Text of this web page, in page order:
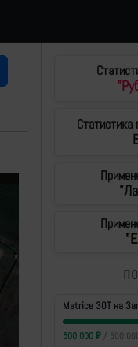
Статистика
Matrice 30T на
500 000₽/ 500